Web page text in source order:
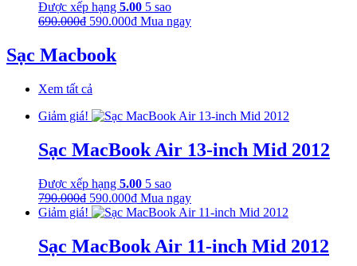
Được xếp hạng 5.00 5 sao
690.000₫ Giá
690.000₫.
590.000₫Giá
Mua ngay
Sạc Macbook
Xem tất cả
Giảm giá!
Sạc MacBook Air 13-inch Mid 2012
Được xếp hạng 5.00 5 sao
790.000₫ Giá
gốc
790.000₫.
590.000₫Giá
hiện
là:
590.000₫.
Mua ngay
Giảm giá!
Sạc MacBook Air 11-inch Mid 2012